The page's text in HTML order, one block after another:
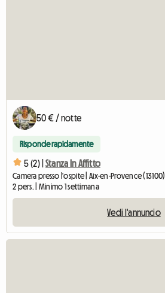
50 € / notte
Risponde rapidamente
5 (2) | Stanza In Affitto
Camera presso l'ospite | Aix-en-Provence (13100)
2 pers. | Minimo 1 settimana
Vedi l'annuncio